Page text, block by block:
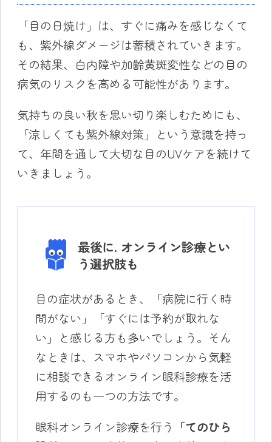
「目の日焼け」は、すぐに痛みを感じなくて
も、紫外線ダメージは蓄積されていきます。
その結果、白内障や加齢黄斑変性などの目の
病気のリスクを高める可能性があります。
気持ちの良い秋を思い切り楽しむためにも、
「涼しくても紫外線対策」という意識を持っ
て、年間を通して大切な目のUVケアを続けて
いきましょう。
最後に. オンライン診療とい
う選択肢も
目の症状があるとき、「病院に行く時
間がない」「すぐには予約が取れな
い」と感じる方も多いでしょう。そん
なときは、スマホやパソコンから気軽
に相談できるオンライン眼科診療を活
用するのも一つの方法です。
眼科オンライン診療を行う
「てのひら